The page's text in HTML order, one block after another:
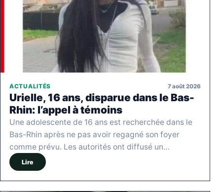
ACTUALITÉS 7 août 2026
Urielle, 16 ans, disparue dans le Bas-
Rhin: l’appel à témoins
Une adolescente de 16 ans est recherchée dans le
Bas-Rhin après ne pas avoir regagné son foyer
comme prévu. Les autorités ont diffusé un…
Lire